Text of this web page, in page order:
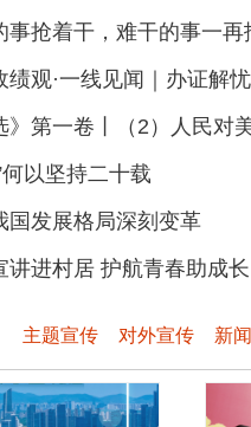
事抢着干，难干的事一
观·一线见闻｜办证解
一卷丨（2）人民对美好生
以坚持二十载
国发展格局深刻变革
讲进村居 护航青春助成长
主题宣传 对外宣传 新